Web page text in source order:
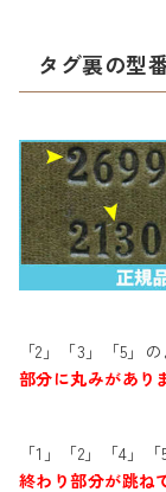
タグ裏の型
「2」「3」「5」
部分に丸みがあり
「1」「2」「4」
終わり部分が跳ね